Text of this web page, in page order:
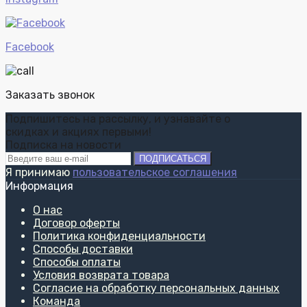
Facebook
Заказать звонок
Подпишитесь на рассылку, и узнавайте о
скидках и акциях первыми!
Подписка на новости
ПОДПИСАТЬСЯ
Я принимаю пользовательское соглашения
Информация
О нас
Договор оферты
Политика конфиденциальности
Способы доставки
Способы оплаты
Условия возврата товара
Согласие на обработку персональных данных
Команда